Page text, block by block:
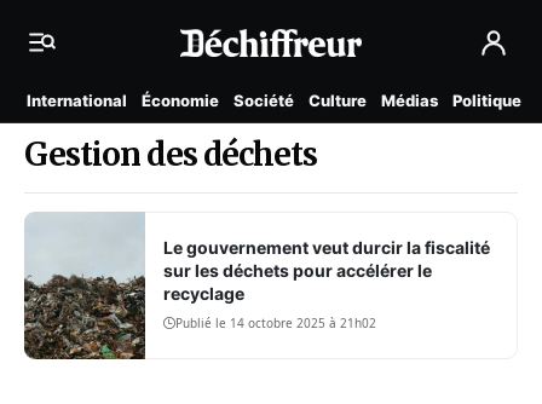
International Économie Société Culture Médias Politique
Gestion des déchets
Le gouvernement veut durcir la fiscalité
sur les déchets pour accélérer le
recyclage
Publié le 14 octobre 2025 à 21h02